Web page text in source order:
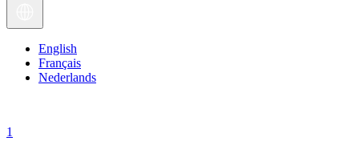
English
Français
Nederlands
1